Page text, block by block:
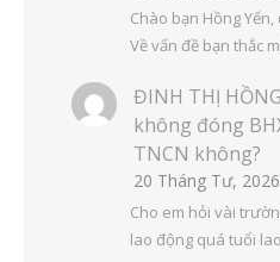
Chào bạn Hồng
Về vấn đề bạn thắc
ĐINH THỊ
không đóng
TNCN không?
20 Tháng Tư, 2026
Cho em hỏi vài
lao động quá tuổi